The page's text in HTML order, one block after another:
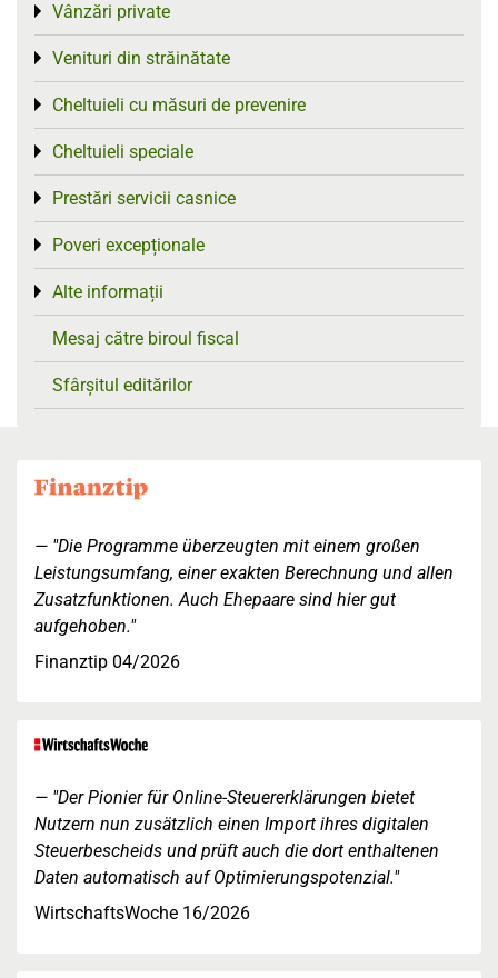
Vânzări private
Toggle menu
Venituri din străinătate
Toggle menu
Cheltuieli cu măsuri de prevenire
Toggle menu
Cheltuieli speciale
Toggle menu
Prestări servicii casnice
Toggle menu
Poveri excepționale
Toggle menu
Alte informații
Toggle menu
Mesaj către biroul fiscal
Sfârșitul editărilor
"Die Programme überzeugten mit einem großen
Leistungsumfang, einer exakten Berechnung und allen
Zusatzfunktionen. Auch Ehepaare sind hier gut
aufgehoben."
Finanztip 04/2026
"Der Pionier für Online-Steuererklärungen bietet
Nutzern nun zusätzlich einen Import ihres digitalen
Steuerbescheids und prüft auch die dort enthaltenen
Daten automatisch auf Optimierungspotenzial."
WirtschaftsWoche 16/2026